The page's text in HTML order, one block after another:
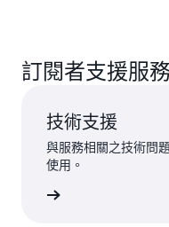
訂閱者支援服務
技術支援
與服務相關之技術問
使用。